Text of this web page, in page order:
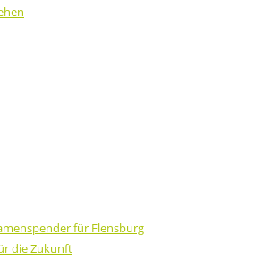
für Flensburg
die Zukunft